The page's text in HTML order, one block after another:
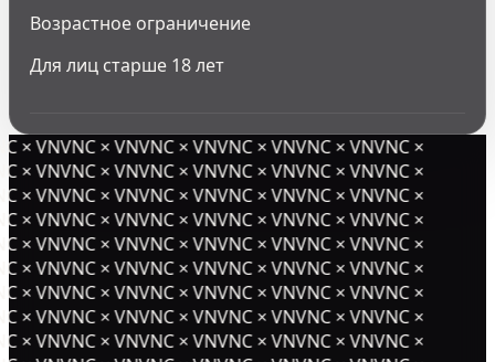
Возрастное ограничение
Для лиц старше 18лет
× VNVNC × VNVNC × VNVNC × VNVNC × VNVNC ×
× VNVNC × VNVNC × VNVNC × VNVNC × VNVNC ×
× VNVNC × VNVNC × VNVNC × VNVNC × VNVNC ×
× VNVNC × VNVNC × VNVNC × VNVNC × VNVNC ×
× VNVNC × VNVNC × VNVNC × VNVNC × VNVNC ×
× VNVNC × VNVNC × VNVNC × VNVNC × VNVNC ×
× VNVNC × VNVNC × VNVNC × VNVNC × VNVNC ×
× VNVNC × VNVNC × VNVNC × VNVNC × VNVNC ×
× VNVNC × VNVNC × VNVNC × VNVNC × VNVNC ×